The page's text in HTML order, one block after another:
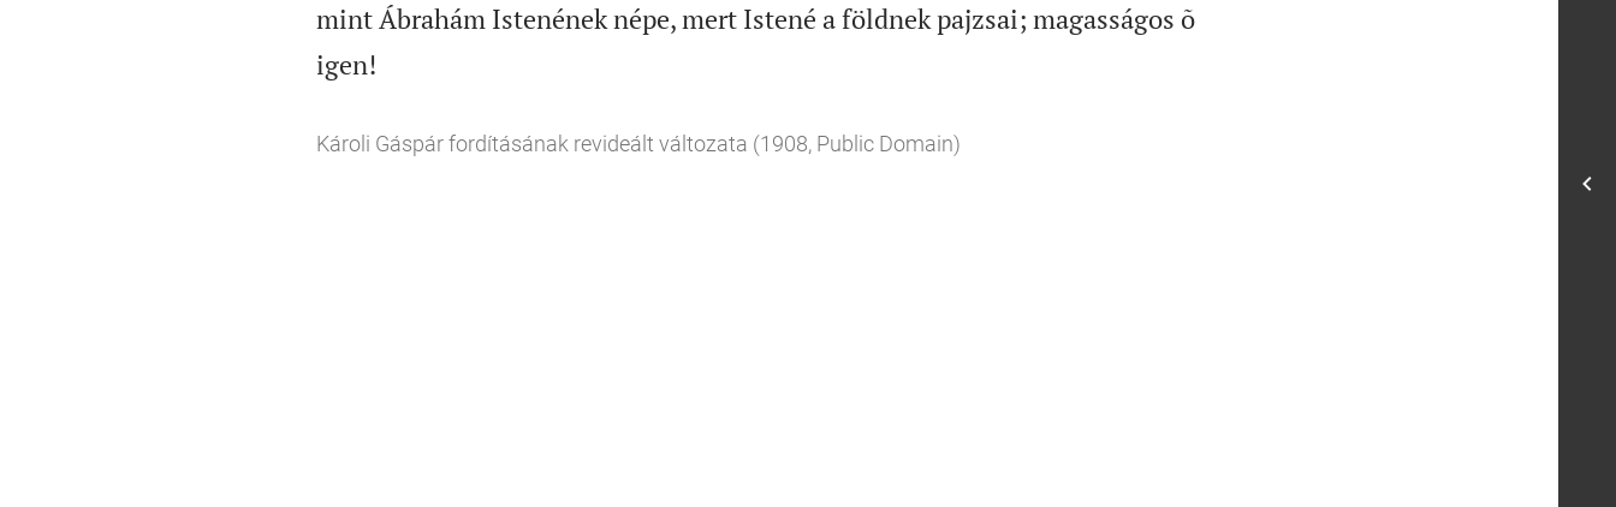
mint Ábrahám Istenének népe, mert Istené a földnek pajzsai; magasságos õ
igen!
Károli Gáspár fordításának revideált változata (1908, Public Domain)